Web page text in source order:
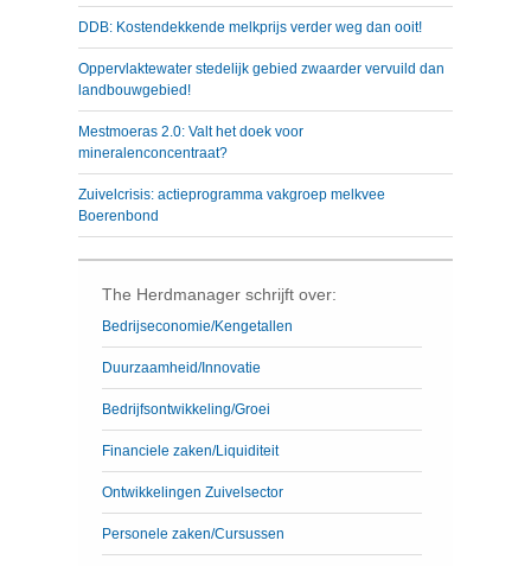
DDB: Kostendekkende melkprijs verder weg dan ooit!
Oppervlaktewater stedelijk gebied zwaarder vervuild dan
landbouwgebied!
Mestmoeras 2.0: Valt het doek voor
mineralenconcentraat?
Zuivelcrisis: actieprogramma vakgroep melkvee
Boerenbond
The Herdmanager schrijft over:
Bedrijseconomie/Kengetallen
Duurzaamheid/Innovatie
Bedrijfsontwikkeling/Groei
Financiele zaken/Liquiditeit
Ontwikkelingen Zuivelsector
Personele zaken/Cursussen